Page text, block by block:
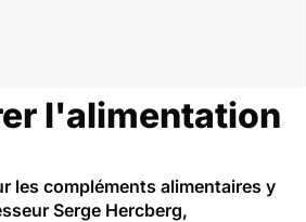
l'alimentation
les compléments alimentaires y
Serge Hercberg,